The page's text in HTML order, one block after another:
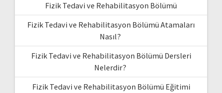
Fizik Tedavi ve Rehabilitasyon Bölümü
Fizik Tedavi ve Rehabilitasyon Bölümü Atamaları
Nasıl?
Fizik Tedavi ve Rehabilitasyon Bölümü Dersleri
Nelerdir?
Fizik Tedavi ve Rehabilitasyon Bölümü Eğitimi